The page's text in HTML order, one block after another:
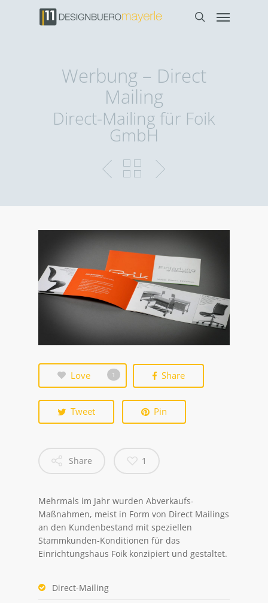
Werbung – Direct
Mailing
Direct-Mailing für Foik
GmbH
Love 1 Share
Tweet Pin
Share 1
Mehrmals im Jahr wurden Abverkaufs-
Maßnahmen, meist in Form von Direct Mailings
an den Kundenbestand mit speziellen
Stammkunden-Konditionen für das
Einrichtungshaus Foik konzipiert und gestaltet.
Direct-Mailing